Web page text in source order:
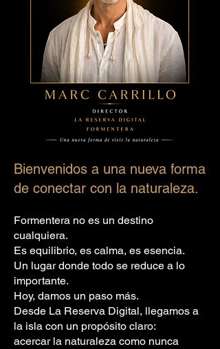
Bienvenidos a una nueva forma
de conectar con la naturaleza.
Formentera no es un destino
cualquiera.
Es equilibrio, es calma, es esencia.
Un lugar donde todo se reduce a lo
importante.
Hoy, damos un paso más.
Desde La Reserva Digital, llegamos a
la isla con un propósito claro:
acercar la naturaleza como nunca